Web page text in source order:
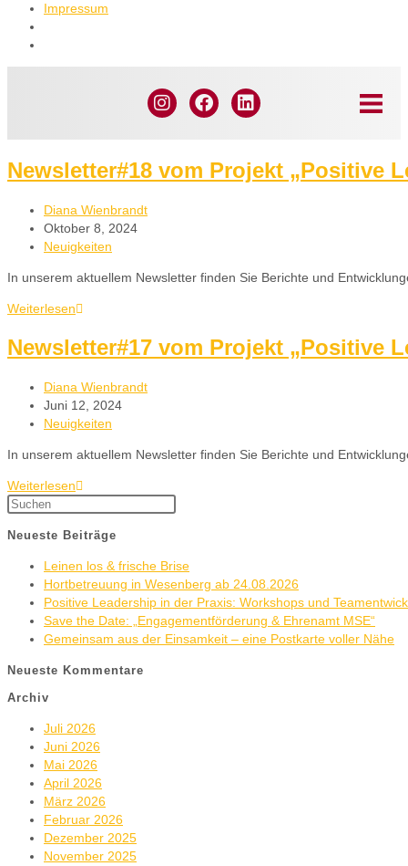
Impressum
Newsletter#18 vom Projekt „Positive
Diana Wienbrandt
Oktober 8, 2024
Neuigkeiten
In unserem aktuellem Newsletter finden Sie Berichte und
Weiterlesen
Newsletter#17 vom Projekt „Positive
Diana Wienbrandt
Juni 12, 2024
Neuigkeiten
In unserem aktuellem Newsletter finden Sie Berichte und
Weiterlesen
Neueste Beiträge
Leinen los & frische Brise
Hortbetreuung in Wesenberg ab 24.08.2026
Positive Leadership in der Praxis: Workshops und
Save the Date: „Engagementförderung & Ehrenamt MSE“
Gemeinsam aus der Einsamkeit – eine Postkarte voller Nähe
Neueste Kommentare
Archiv
Juli 2026
Juni 2026
Mai 2026
April 2026
März 2026
Februar 2026
Dezember 2025
November 2025